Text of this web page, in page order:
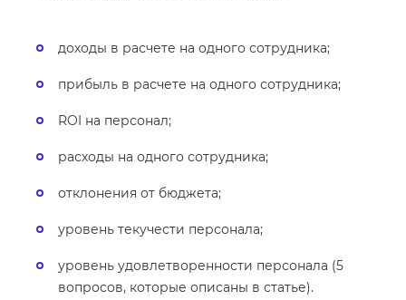
доходы в расчете на одного сотрудника;
прибыль в расчете на одного сотрудника;
ROI на персонал;
расходы на одного сотрудника;
отклонения от бюджета;
уровень текучести персонала;
уровень удовлетворенности персонала (5
вопросов, которые описаны в статье).